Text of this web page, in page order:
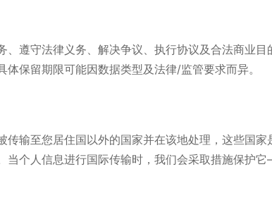
、遵守法律义务、解决争议、执行协议及合法商业
体保留期限可能因数据类型及法律/监管要求而异。
传输至您居住国以外的国家并在该地处理，这些国
当个人信息进行国际传输时，我们会采取措施保护